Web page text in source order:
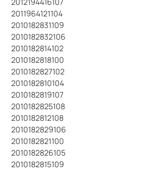
2011964121104
2010182831109
2010182832106
2010182814102
2010182818100
2010182827102
2010182810104
2010182819107
2010182825108
2010182812108
2010182829106
2010182821100
2010182826105
2010182815109